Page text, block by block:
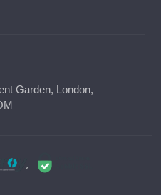
Garden, London,